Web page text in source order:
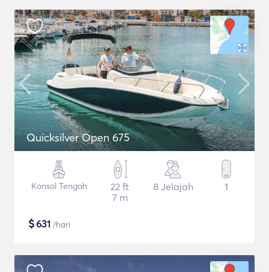
Quicksilver Open 675
Konsol Tengah
22 ft
7 m
8 Jelajah 1
$631 /hari